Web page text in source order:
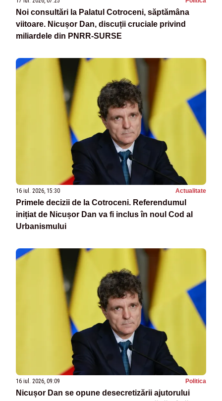
Noi consultări la Palatul Cotroceni, săptămâna
viitoare. Nicușor Dan, discuții cruciale privind
miliardele din PNRR-SURSE
16 iul. 2026, 15:30 Actualitate
Primele decizii de la Cotroceni. Referendumul
inițiat de Nicușor Dan va fi inclus în noul Cod al
Urbanismului
16 iul. 2026, 09:09 Politica
Nicușor Dan se opune desecretizării ajutorului